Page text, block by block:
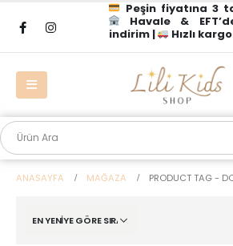
Peşin fiyatına 3
Havale &
indirim |
Hızlı kargo
ANASAYFA MAĞAZA PRODUCT TAG -